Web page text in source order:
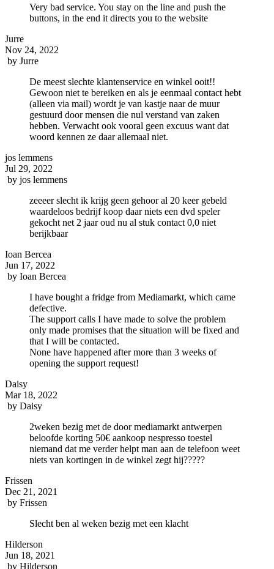
Very bad service. You stay on the line and push the
buttons, in the end it directs you to the website
Jurre
Nov 24, 2022
by Jurre
De meest slechte klantenservice en winkel ooit!!
Gewoon niet te bereiken en als je eenmaal contact hebt
(alleen via mail) wordt je van kastje naar de muur
gestuurd door mensen die nul verstand van zaken
hebben. Verwacht ook vooral geen excuus want dat
woord kennen ze daar allemaal niet.
jos lemmens
Jul 29, 2022
by jos lemmens
zeeeer slecht ik krijg geen gehoor al 20 keer gebeld
waardeloos bedrijf koop daar niets een dvd speler
gekocht net 2 jaar oud nu al stuk contact 0,0 niet
berijkbaar
Ioan Bercea
Jun 17, 2022
by Ioan Bercea
I have bought a fridge from Mediamarkt, which came
defective.
The support calls I have made to solve the problem
only made promises that the situation will be fixed and
that I will be contacted.
None have happened after more than 3 weeks of
opening the support request!
Daisy
Mar 18, 2022
by Daisy
2weken bezig met de door mediamarkt antwerpen
beloofde korting 50€ aankoop nespresso toestel
niemand dat me verder helpt man aan de telefoon weet
niets van kortingen in de winkel zegt hij?????
Frissen
Dec 21, 2021
by Frissen
Slecht ben al weken bezig met een klacht
Hilderson
Jun 18, 2021
by Hilderson